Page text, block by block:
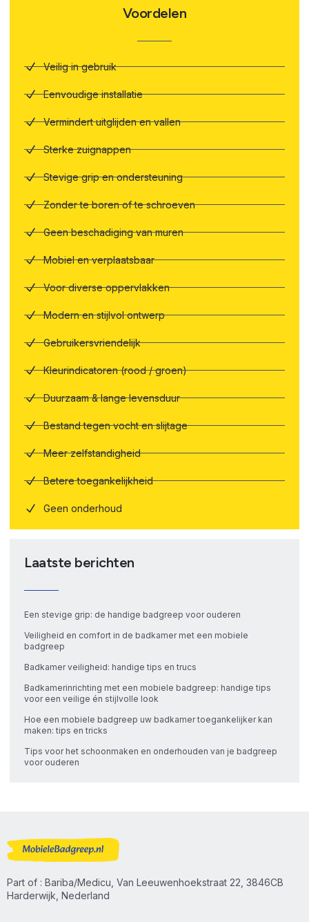
Voordelen
Veilig in gebruik
Eenvoudige installatie
Vermindert uitglijden en vallen
Sterke zuignappen
Stevige grip en ondersteuning
Zonder te boren of te schroeven
Geen beschadiging van muren
Mobiel en verplaatsbaar
Voor diverse oppervlakken
Modern en stijlvol ontwerp
Gebruikersvriendelijk
Kleurindicatoren (rood / groen)
Duurzaam & lange levensduur
Bestand tegen vocht en slijtage
Meer zelfstandigheid
Betere toegankelijkheid
Geen onderhoud
Laatste berichten
Een stevige grip: de handige badgreep voor ouderen
Veiligheid en comfort in de badkamer met een mobiele
badgreep
Badkamer veiligheid: handige tips en trucs
Badkamerinrichting met een mobiele badgreep: handige tips
voor een veilige én stijlvolle look
Hoe een mobiele badgreep uw badkamer toegankelijker kan
maken: tips en tricks
Tips voor het schoonmaken en onderhouden van je badgreep
voor ouderen
Part of : Bariba/Medicu, Van Leeuwenhoekstraat 22, 3846CB
Harderwijk, Nederland